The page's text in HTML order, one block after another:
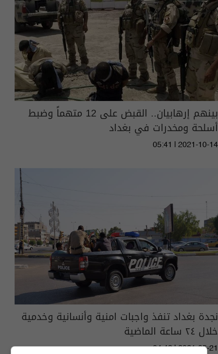
بينهم إرهابيان.. القبض على 12 متهماً وضبط
أسلحة ومخدرات في بغداد
05:41 | 2021-10-14
نجدة بغداد تنفذ واجبات امنية وأنسانية وخدمية
خلال ٢٤ ساعة الماضية
04:42 | 2021-05-21